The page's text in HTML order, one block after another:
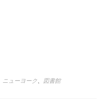
ニューヨーク、 図書館